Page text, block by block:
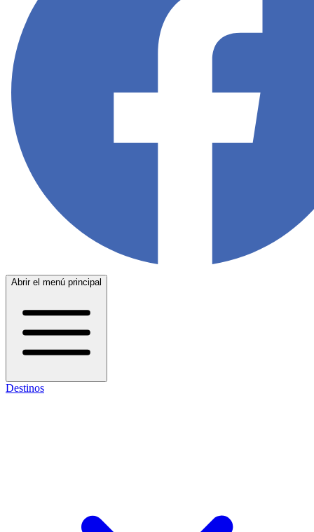
Abrir el menú principal
Destinos